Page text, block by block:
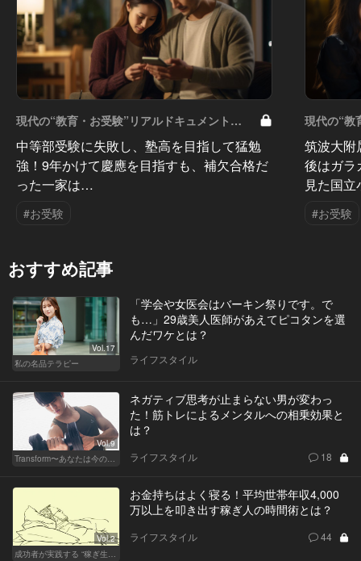
現代の“教育・お受験”リアルドキュメント
Vol.50
中等部受験に失敗し、塾高を目指して猛勉
強！9年かけて慶應を目指すも、補欠合格だ
った一家は…
#お受験
現代の“教
Vol.49
筑波大附
後はガラ
見た国
#お受験
おすすめ記事
Vol.17
私の名品テラピー
「学会や女医会はバーキン祭りです。で
も…」29歳美人医師があえてピコタンを選
んだワケとは？
ライフスタイル
Vol.9
Transform〜あなたは今の自分に満足してますか？〜
ネガティブ思考が止まらない男が変わっ
た！筋トレによるメンタルへの相乗効果と
は？
ライフスタイル 18
Vol.2
成功者が実践する “稼ぎ生活”
お金持ちはよく寝る！平均世帯年収4,000
万以上を叩き出す稼ぎ人の時間術とは？
ライフスタイル 44